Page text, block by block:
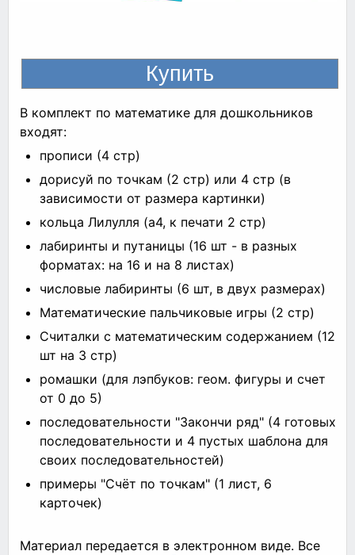
В комплект по математике для дошкольников
входят:
прописи (4 стр)
дорисуй по точкам (2 стр) или 4 стр (в
зависимости от размера картинки)
кольца Лилулля (а4, к печати 2 стр)
лабиринты и путаницы (16 шт - в разных
форматах: на 16 и на 8 листах)
числовые лабиринты (6 шт, в двух размерах)
Математические пальчиковые игры (2 стр)
Считалки с математическим содержанием (12
шт на 3 стр)
ромашки (для лэпбуков: геом. фигуры и счет
от 0 до 5)
последовательности "Закончи ряд" (4 готовых
последовательности и 4 пустых шаблона для
своих последовательностей)
примеры "Счёт по точкам" (1 лист, 6
карточек)
Материал передается в электронном виде. Все